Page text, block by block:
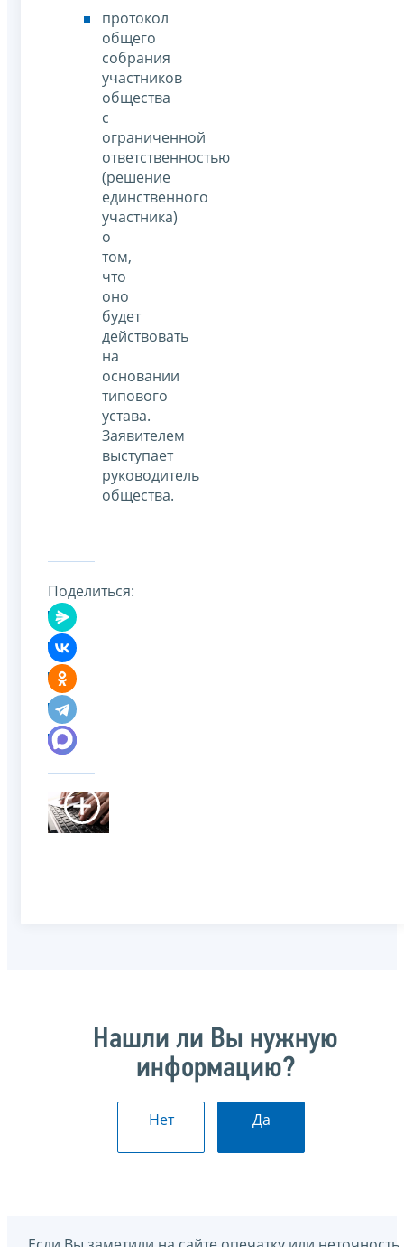
протокол
общего
собрания
участников
общества
с
ограниченной
ответственностью
(решение
единственного
участника)
о
том,
что
оно
будет
действовать
на
основании
типового
устава.
Заявителем
выступает
руководитель
общества.
Поделиться:
Нашли ли Вы нужную
информацию?
Нет Да